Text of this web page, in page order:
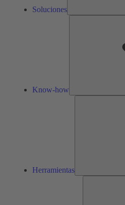
Soluciones
Know-how
Herramientas